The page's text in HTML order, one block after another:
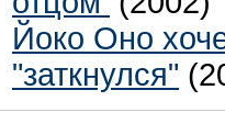
Йоко Оно
"заткнулся"